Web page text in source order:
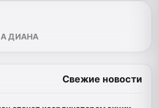
ДИАНА
Свежие новости